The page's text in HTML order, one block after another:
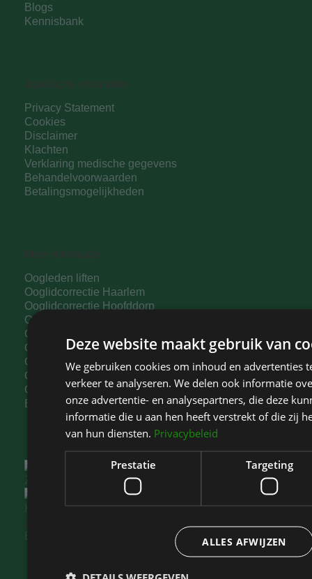
Blogs
Kennisbank
Juridische informatie
Privacy Statement
Cookies
Disclaimer
Klachten
Verklaring medische gegevens
Behandelvoorwaarden
Betalingsmogelijkheden
Meer informatie
Oogleden liften
Ooglidcorrectie Haarlem
Ooglidcorrectie Hoofddorp
Ooglidcorrectie Amsterdam
Ooglidcorrectie Noord-Holland
Ooglidcorrectie Bloemendaal
Ooglidcorrectie Zaandam
Ooglidcorrectie IJmuiden
Ooglidcorrectie Beverwijk
Borstvergroting Haarlem
Kliniek Het Bolwerkis gewaardeerd op
plaats een waardering
Deze website maakt gebruik van
We gebruiken cookies om inhoud en advertenties
verkeer te analyseren. We delen ook informatie
onze advertentie- en analysepartners, die deze
informatie die u aan hen heeft verstrekt of die zij
van hun diensten. Privacybeleid
Prestatie Targeting
ALLES AFWIJZEN